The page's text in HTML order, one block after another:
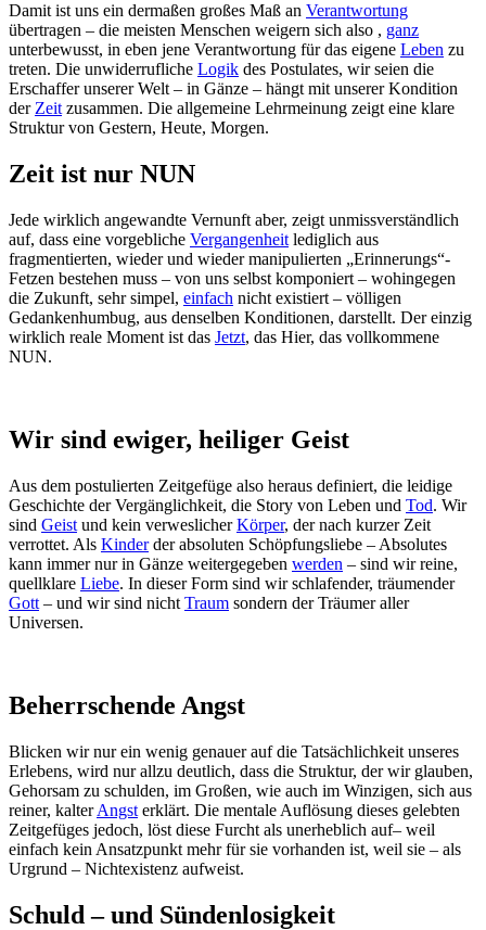
Damit ist uns ein dermaßen großes Maß an Verantwortung
übertragen – die meisten Menschen weigern sich also , ganz
unterbewusst, in eben jene Verantwortung für das eigene Leben zu
treten. Die unwiderrufliche Logik des Postulates, wir seien die
Erschaffer unserer Welt – in Gänze – hängt mit unserer Kondition
der Zeit zusammen. Die allgemeine Lehrmeinung zeigt eine klare
Struktur von Gestern, Heute, Morgen.
Zeit ist nur NUN
Jede wirklich angewandte Vernunft aber, zeigt unmissverständlich
auf, dass eine vorgebliche Vergangenheit lediglich aus
fragmentierten, wieder und wieder manipulierten „Erinnerungs“-
Fetzen bestehen muss – von uns selbst komponiert – wohingegen
die Zukunft, sehr simpel, einfach nicht existiert – völligen
Gedankenhumbug, aus denselben Konditionen, darstellt. Der einzig
wirklich reale Moment ist das Jetzt, das Hier, das vollkommene
NUN.
Wir sind ewiger, heiliger Geist
Aus dem postulierten Zeitgefüge also heraus definiert, die leidige
Geschichte der Vergänglichkeit, die Story von Leben und Tod. Wir
sind Geist und kein verweslicherKörper, der nach kurzer Zeit
verrottet. Als Kinderder absoluten Schöpfungsliebe – Absolutes
kann immer nur in Gänze weitergegeben werden – sind wir reine,
quellklare Liebe. In dieser Form sind wir schlafender, träumender
Gott – und wir sind nicht Traum sondern der Träumer aller
Universen.
Beherrschende Angst
Blicken wir nur ein wenig genauer auf die Tatsächlichkeit unseres
Erlebens, wird nur allzu deutlich, dass die Struktur, der wir glauben,
Gehorsam zu schulden, im Großen, wie auch im Winzigen, sich aus
reiner, kalterAngst erklärt. Die mentale Auflösung dieses gelebten
Zeitgefüges jedoch, löst diese Furcht als unerheblich auf– weil
einfach kein Ansatzpunkt mehr für sie vorhanden ist, weil sie – als
Urgrund – Nichtexistenz aufweist.
Schuld – und Sündenlosigkeit